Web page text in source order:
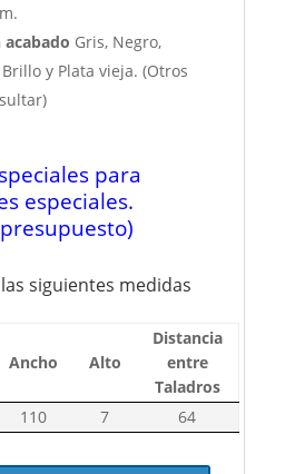
Gris, Negro,
y Plata vieja. (Otros
para
especiales.
siguientes medidas
Ancho Alto
Distancia
entre
Taladros
110 7 64